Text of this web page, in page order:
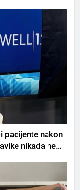
pacijente nakon
nikada ne